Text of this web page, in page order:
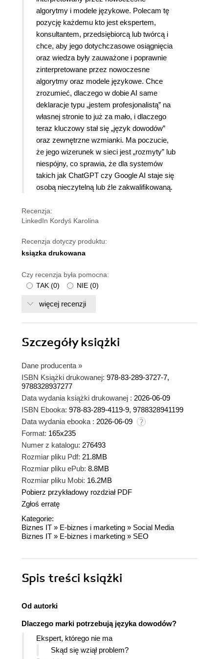
algorytmy i modele językowe. Polecam tę
pozycję każdemu kto jest ekspertem,
konsultantem, przedsiębiorcą lub twórcą i
chce, aby jego dotychczasowe osiągnięcia
oraz wiedza były zauważone i poprawnie
zinterpretowane przez nowoczesne
algorytmy oraz modele językowe. Chce
zrozumieć, dlaczego w dobie AI same
deklaracje typu „jestem profesjonalistą” na
własnej stronie to już za mało, i dlaczego
teraz kluczowy stał się „język dowodów”
oraz zewnętrzne wzmianki. Ma poczucie,
że jego wizerunek w sieci jest „rozmyty” lub
niespójny, co sprawia, że dla systemów
takich jak ChatGPT czy Google AI staje się
osobą nieczytelną lub źle zakwalifikowaną.
Recenzja:
LinkedIn Kordyś Karolina
Recenzja dotyczy produktu:
ksiązka drukowana
Czy recenzja była pomocna:
TAK (0) NIE (0)
więcej recenzji
Szczegółyksiążki
Dane producenta »
ISBN Książki drukowanej: 978-83-289-3727-7,
9788328937277
Data wydania książki drukowanej : 2026-06-09
ISBN Ebooka: 978-83-289-4119-9, 9788328941199
Data wydania ebooka : 2026-06-09
Format: 165x235
Numer z katalogu: 276493
Rozmiar pliku Pdf: 21.8MB
Rozmiar pliku ePub: 8.8MB
Rozmiar pliku Mobi: 16.2MB
Pobierz przykładowy rozdział PDF
Zgłoś erratę
Kategorie:
Biznes IT » E-biznes i marketing » Social Media
Biznes IT » E-biznes i marketing » SEO
Spis treści książki
Od autorki
Dlaczego marki potrzebują języka dowodów?
Ekspert, którego nie ma
Skąd się wziął problem?